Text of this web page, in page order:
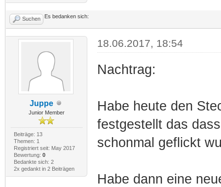
Suchen Es bedanken sich:
Juppe
Junior Member
Beiträge: 13
Themen: 1
Registriert seit: May 2017
Bewertung: 0
Bedankte sich: 2
2x gedankt in 2 Beiträgen
18.06.2017, 18:54
Nachtrag:
Habe heute den
festgestellt das
schonmal geflickt
Habe dann eine